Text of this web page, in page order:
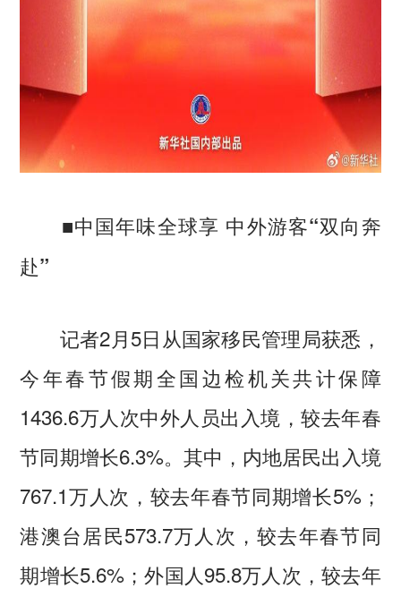
■中国年味全球享 中外游客“双向奔
赴”
记者2月5日从国家移民管理局获悉，
今年春节假期全国边检机关共计保障
1436.6万人次中外人员出入境，较去年春
节同期增长6.3%。其中，内地居民出入境
767.1万人次，较去年春节同期增长5%；
港澳台居民573.7万人次，较去年春节同
期增长5.6%；外国人95.8万人次，较去年